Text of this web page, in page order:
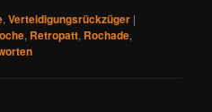
,Verteidigungsrückzüger |
, Retropatt, Rochade,